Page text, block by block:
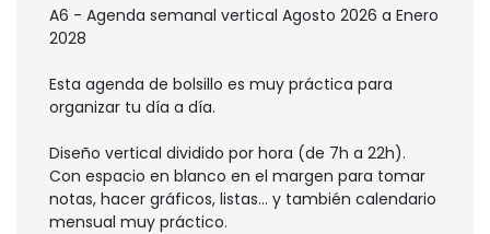
A6 - Agenda semanal vertical Agosto 2026 a Enero
2028
Esta agenda de bolsillo es muy práctica para
organizar tu día a día.
Diseño vertical dividido por hora (de 7h a 22h).
Con espacio en blanco en el margen para tomar
notas, hacer gráficos, listas... y también calendario
mensual muy práctico.